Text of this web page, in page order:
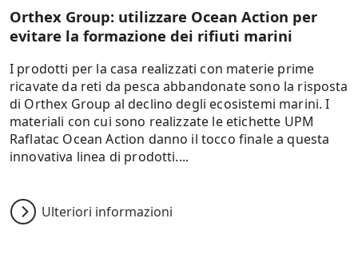
Orthex Group: utilizzare Ocean Action per
evitare la formazione dei rifiuti marini
I prodotti per la casa realizzati con materie prime
ricavate da reti da pesca abbandonate sono la risposta
di Orthex Group al declino degli ecosistemi marini. I
materiali con cui sono realizzate le etichette UPM
Raflatac Ocean Action danno il tocco finale a questa
innovativa linea di prodotti....
Ulteriori informazioni